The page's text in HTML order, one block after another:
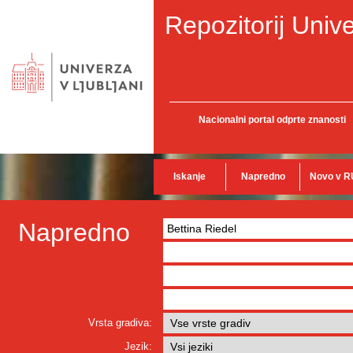
Repozitorij
Nacionalni portal odprte znanosti
Iskanje Napredno Novo v
Napredno
Vrsta gradiva:
Jezik: